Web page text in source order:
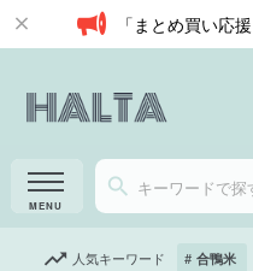
「まとめ買い応
人気キーワード 合鴨米